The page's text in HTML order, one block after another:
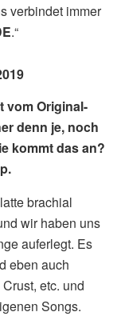
verbindet immer
.“
vom Original-
denn je, noch
kommt das an?
brachial
wir haben uns
auferlegt. Es
eben auch
etc. und
Songs.